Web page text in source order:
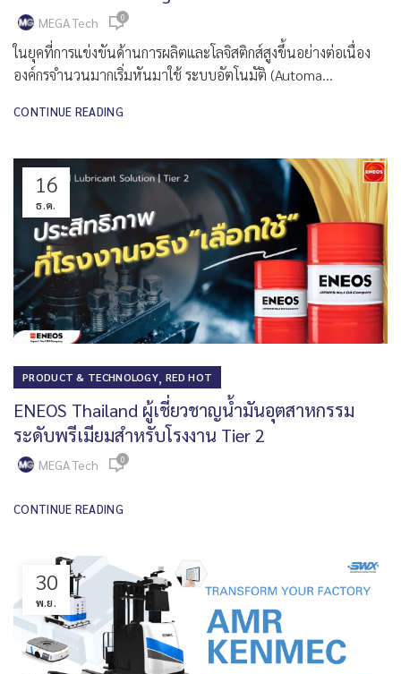
MEGA Tech 0
ในยุคที่การแข่งขันด้านการผลิตและโลจิสติกส์สูงขึ้นอย่างต่อเนื่อง
องค์กรจำนวนมากเริ่มหันมาใช้ ระบบอัตโนมัติ (Automa...
CONTINUE READING
16
ธ.ค.
PRODUCT & TECHNOLOGY, RED HOT
ENEOS Thailand ผู้เชี่ยวชาญน้ำมันอุตสาหกรรม
ระดับพรีเมียมสำหรับโรงงาน Tier 2
MEGA Tech 0
CONTINUE READING
30
พ.ย.